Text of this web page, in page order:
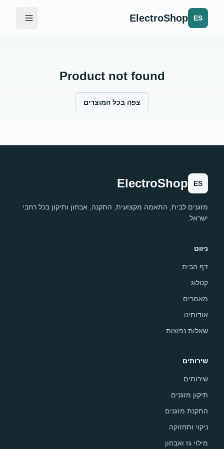
ES
ElectroShop
Product not found
צפה בכל המוצרים
ES
ElectroShop
מזגנים לבית, התאמה מקצועית, התקנה, אבחון ותיקון בכל רחבי
ישראל.
ניווט
דף הבית
קטלוג
מאמרים
אודותינו
שאלות נפוצות
שירותים
שירותים
תיקון מזגנים
התקנת מזגנים
ניקוי ותחזוקה
מילוי גז ואבחון